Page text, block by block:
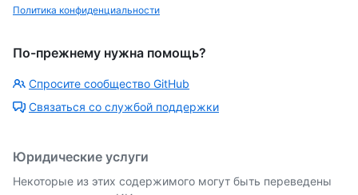
Политика конфиденциальности
По-прежнему нужна помощь?
Спросите сообщество GitHub
Связаться со службой поддержки
Юридические услуги
Некоторые из этих содержимого могут быть переведены